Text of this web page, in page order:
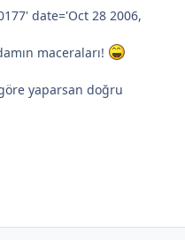
date='Oct 28 2006,
maceraları!
yaparsan doğru